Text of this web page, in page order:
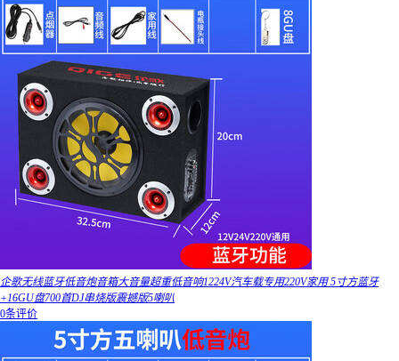
企歌无线蓝牙低音炮音箱大音量超重低音响1224V汽车载专用220V家用 5寸方蓝牙
+16GU盘700首DJ串烧版震撼版5喇叭
0条评价